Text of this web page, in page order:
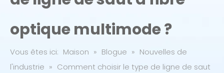
optique multimode ?
Vous êtes ici: Maison » Blogue » Nouvelles de
l'industrie » Comment choisir le type de ligne de saut